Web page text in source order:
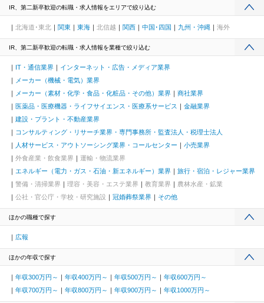
IR、第二新卒歓迎の転職・求人情報をエリアで絞り込む
北海道･東北 関東 東海 北信越 関西 中国･四国 九州・沖縄 海外
IR、第二新卒歓迎の転職・求人情報を業種で絞り込む
IT・通信業界
インターネット・広告・メディア業界
メーカー（機械・電気）業界
メーカー（素材・化学・食品・化粧品・その他）業界
商社業界
医薬品・医療機器・ライフサイエンス・医療系サービス
金融業界
建設・プラント・不動産業界
コンサルティング・リサーチ業界・専門事務所・監査法人・税理士法人
人材サービス・アウトソーシング業界・コールセンター
小売業界
外食産業・飲食業界
運輸・物流業界
エネルギー（電力・ガス・石油・新エネルギー）業界
旅行・宿泊・レジャー業界
警備・清掃業界
理容・美容・エステ業界 教育業界
農林水産・鉱業
公社・官公庁・学校・研究施設
冠婚葬祭業界 その他
ほかの職種で探す
広報
ほかの年収で探す
年収300万円～ 年収400万円～ 年収500万円～
年収600万円～
年収700万円～
年収800万円～ 年収900万円～ 年収1000万円～